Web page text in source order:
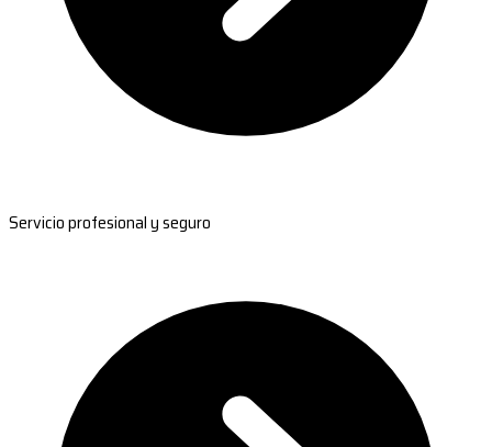
Servicio profesional y seguro